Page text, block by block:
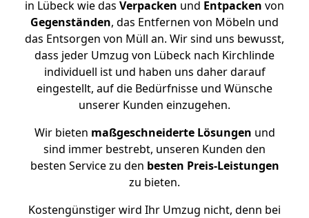
in Lübeck wie das Verpacken und Entpacken von
Gegenständen, das Entfernen von Möbeln und
das Entsorgen von Müll an. Wir sind uns bewusst,
dass jeder Umzug von Lübeck nach Kirchlinde
individuell ist und haben uns daher darauf
eingestellt, auf die Bedürfnisse und Wünsche
unserer Kunden einzugehen.
Wir bieten maßgeschneiderte Lösungen und
sind immer bestrebt, unseren Kunden den
besten Service zu den besten Preis-Leistungen
zu bieten.
Kostengünstiger wird Ihr Umzug nicht, denn bei